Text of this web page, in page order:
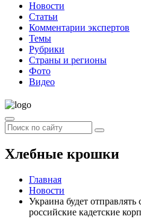
Новости
Статьи
Комментарии экспертов
Темы
Рубрики
Страны и регионы
Фото
Видео
Хлебные крошки
Главная
Новости
Украина будет отправлять
российские кадетские